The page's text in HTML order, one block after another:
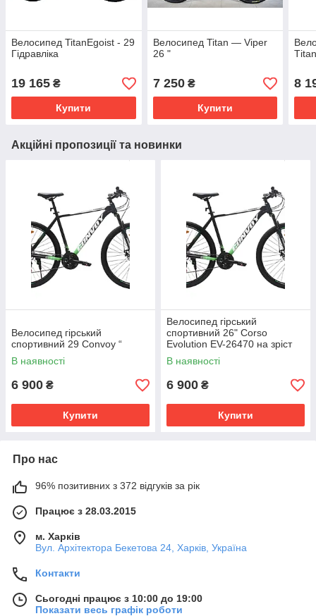
Велосипед TitanEgoist - 29
Гідравліка
19 165 ₴
Купити
Велосипед Titan — Viper
26 "
7 250₴
Купити
8
Акційні пропозиції та новинки
Велосипед гірський
спортивний 29 Convoy “
В наявності
6 900 ₴
Купити
Велосипед гірський
спортивний 26" Corso
Evolution EV-26470 на зріст
130-145 см
В наявності
6 900 ₴
Купити
Про нас
96% позитивних з 372 відгуків за рік
Працює з 28.03.2015
м. Харків
Вул. Архітектора Бекетова 24, Харків, Україна
Контакти
Сьогодні працює з 10:00 до 19:00
Показати весь графік роботи